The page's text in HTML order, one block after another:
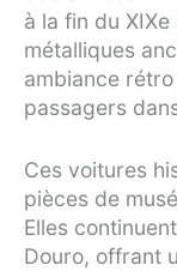
à la fin du
métalliques
ambiance
passagers
Ces voitures
pièces de
Elles
Douro, offrant